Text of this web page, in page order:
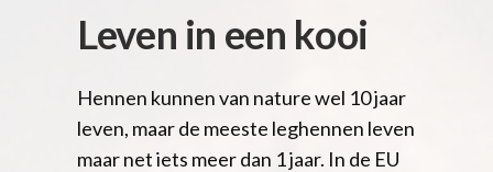
Leven in een kooi
Hennen kunnen van nature wel 10 jaar
leven, maar de meeste leghennen leven
maar net iets meer dan 1 jaar. In de EU